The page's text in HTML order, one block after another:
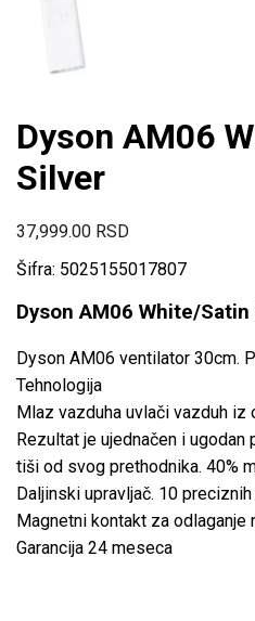
Dyson AM06
Silver
37,999.00 RSD
Šifra: 5025155017807
Dyson AM06 White/
Dyson AM06 ventilator 30cm.
Tehnologija
Mlaz vazduha uvlači vazduh iz
Rezultat je ujednačen i ugodan
tiši od svog prethodnika. 40%
Daljinski upravljač. 10
Magnetni kontakt za odlaganje
Garancija 24 meseca